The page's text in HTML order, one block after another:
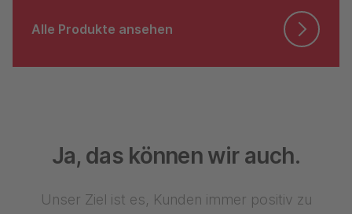
Alle Produkte ansehen
Ja, das können wir auch.
Unser Ziel ist es, Kunden immer positiv zu